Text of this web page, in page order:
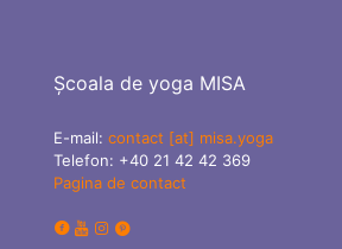
Școala de yoga MISA
E-mail: contact [at] misa.yoga
Telefon: +40 21 42 42 369
Pagina de contact